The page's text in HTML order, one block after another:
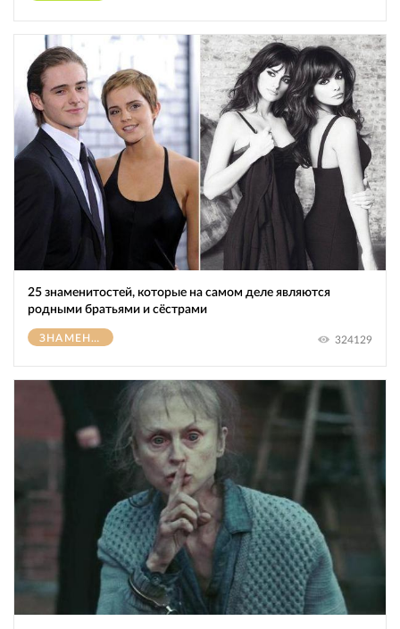
25 знаменитостей, которые на самом деле являются
родными братьями и сёстрами
ЗНАМЕНИТОСТИ 324129